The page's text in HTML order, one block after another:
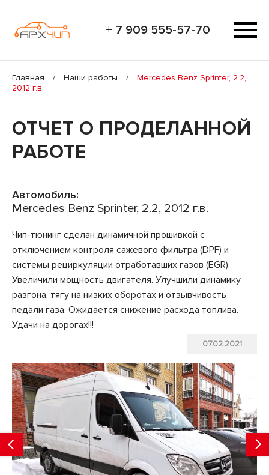
+ 7 909 555-57-70
Главная / Наши работы /
Mercedes Benz Sprinter, 2.2,
2012 г.в.
ОТЧЕТ О ПРОДЕЛАННОЙ
РАБОТЕ
Автомобиль:
Mercedes Benz Sprinter, 2.2, 2012 г.в.
Чип-тюнинг сделан динамичной прошивкой с
отключением контроля сажевого фильтра (DPF) и
системы рециркуляции отработавших газов (EGR).
Увеличили мощность двигателя. Улучшили динамику
разгона, тягу на низких оборотах и отзывчивость
педали газа. Ожидается снижение расхода топлива.
Удачи на дорогах!!!
07.02.2021